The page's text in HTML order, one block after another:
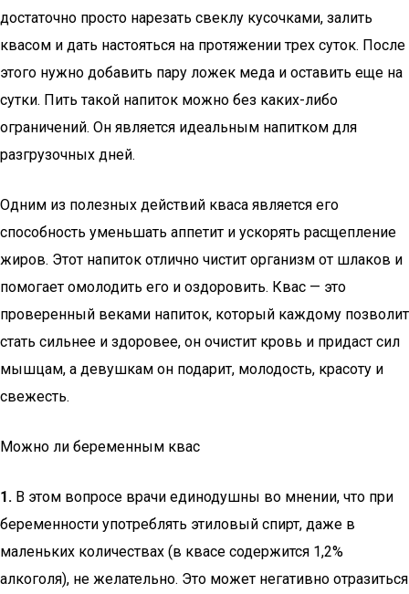
достаточно просто нарезать свеклу кусочками, залить
квасом и дать настояться на протяжении трех суток. После
этого нужно добавить пару ложек меда и оставить еще на
сутки. Пить такой напиток можно без каких-либо
ограничений. Он является идеальным напитком для
разгрузочных дней.
Одним из полезных действий кваса является его
способность уменьшать аппетит и ускорять расщепление
жиров. Этот напиток отлично чистит организм от шлаков и
помогает омолодить его и оздоровить. Квас — это
проверенный веками напиток, который каждому позволит
стать сильнее и здоровее, он очистит кровь и придаст сил
мышцам, а девушкам он подарит, молодость, красоту и
свежесть.
Можно ли беременным квас
1. В этом вопросе врачи единодушны во мнении, что при
беременности употреблять этиловый спирт, даже в
маленьких количествах (в квасе содержится 1,2%
алкоголя), не желательно. Это может негативно отразиться